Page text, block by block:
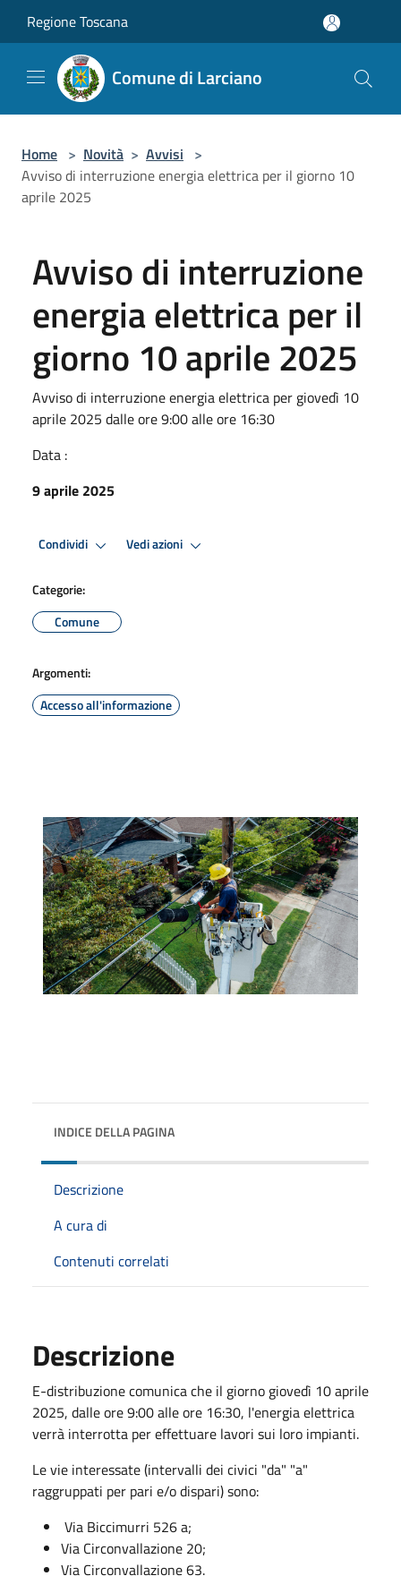
Regione Toscana
Comune di Larciano
Home > Novità > Avvisi >
Avviso di interruzione energia elettrica per il giorno 10
aprile 2025
Avviso di interruzione
energia elettrica per il
giorno 10 aprile 2025
Avviso di interruzione energia elettrica per giovedì 10
aprile 2025 dalle ore 9:00 alle ore 16:30
Data :
9 aprile 2025
Condividi Vedi azioni
Categorie:
Comune
Argomenti:
Accesso all'informazione
INDICE DELLA PAGINA
Descrizione
A cura di
Contenuti correlati
Descrizione
E-distribuzione comunica che il giorno giovedì 10 aprile
2025, dalle ore 9:00 alle ore 16:30, l'energia elettrica
verrà interrotta per effettuare lavori sui loro impianti.
Le vie interessate (intervalli dei civici "da" "a"
raggruppati per pari e/o dispari) sono:
Via Biccimurri 526 a;
Via Circonvallazione 20;
Via Circonvallazione 63.